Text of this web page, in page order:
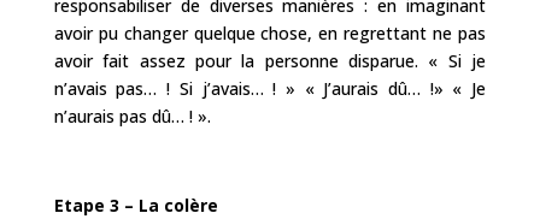
responsabiliser de diverses manières : en imaginant
avoir pu changer quelque chose, en regrettant ne pas
avoir fait assez pour la personne disparue. « Si je
n’avais pas… ! Si j’avais… ! » « J’aurais dû… !» « Je
n’aurais pas dû… ! ».
Etape 3 – La colère